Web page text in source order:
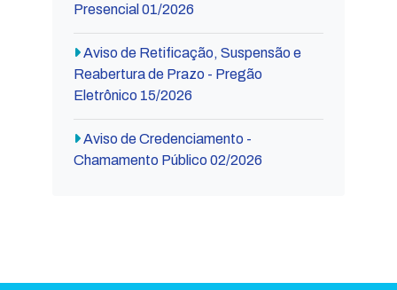
Presencial 01/2026
Aviso de Retificação, Suspensão e
Reabertura de Prazo - Pregão
Eletrônico 15/2026
Aviso de Credenciamento -
Chamamento Público 02/2026